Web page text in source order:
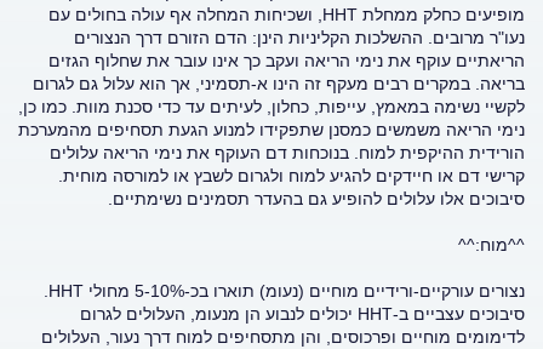
מופיעים כחלק ממחלת HHT, ושכיחות המחלה אף עולה בחולים עם
נעו"ר מרובים. ההשלכות הקליניות הינן: הדם הזורם דרך הנצורים
הריאתיים עוקף את נימי הריאה ועקב כך אינו עובר את שחלוף הגזים
בריאה. במקרים רבים מעקף זה הינו א-תסמיני, אך הוא עלול גם לגרום
לקשיי נשימה במאמץ, עייפות, כחלון, לעיתים עד כדי סכנת מוות. כמו כן,
נימי הריאה משמשים כמסנן שתפקידו למנוע הגעת תסחיפים מהמערכת
הורידית ההיקפית למוח. בנוכחות דם העוקף את נימי הריאה עלולים
קרישי דם או חיידקים להגיע למוח ולגרום לשבץ או למורסה מוחית.
סיבוכים אלו עלולים להופיע גם בהעדר תסמינים נשימתיים.
^^מוח:^^
נצורים עורקיים-ורידיים מוחיים (נעומ) תוארו בכ-5-10% מחולי HHT.
סיבוכים עצביים ב-HHT יכולים לנבוע הן מנעומ, העלולים לגרום
לדימומים מוחיים ופרכוסים, והן מתסחיפים למוח דרך נעור, העלולים